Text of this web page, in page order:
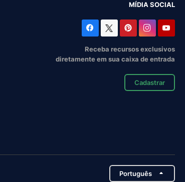
MÍDIA SOCIAL
Receba recursos exclusivos
diretamente em sua caixa de entrada
Cadastrar
Português